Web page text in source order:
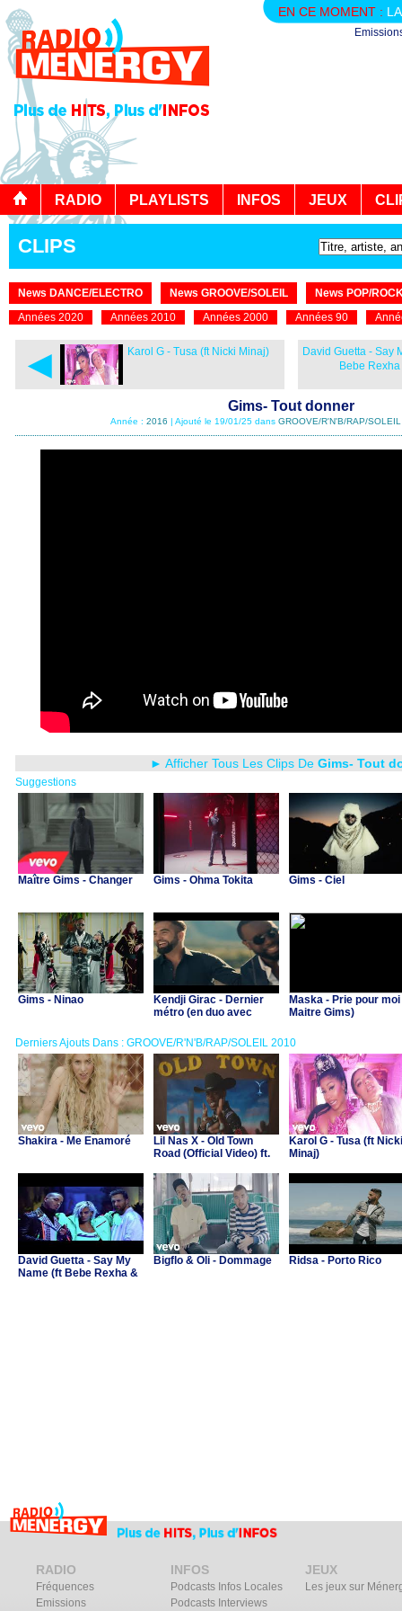
EN CE MOMENT :
RADIO PLAYLISTS INFOS JEUX
CLIPS
News DANCE/ELECTRO News GROOVE/SOLEIL
News POP/
Années 2020
Années 2010 Années 2000 Années 90
◄ Karol G - Tusa (ft Nicki Minaj)
David Guetta - Say
Bebe
Gims- Tout donner
Année : 2016 | Ajouté le 19/01/25 dans GROOVE/R'N'B/RAP/
► Afficher Tous Les Clips De Gims- Tout
Suggestions
Maître Gims - Changer Gims - Ohma Tokita Gims - Ciel
Gims - Ninao
Kendji Girac - Dernier
métro (en duo avec
Maska - Prie pour
Maitre Gims)
Derniers Ajouts Dans : GROOVE/R'N'B/RAP/SOLEIL 2010
Shakira - Me Enamoré
Lil Nas X - Old Town
Road (Official Video) ft.
Karol G - Tusa (ft Nicki
Minaj)
David Guetta - Say My
Name (ft Bebe Rexha &
Bigflo & Oli - Dommage Ridsa - Porto Rico
RADIO
Fréquences
Emissions
INFOS
Podcasts Infos Locales
Podcasts Interviews
JEUX
Les jeux sur